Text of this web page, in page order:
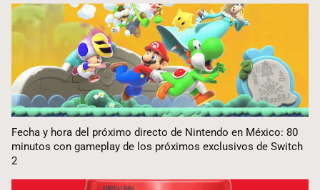
Fecha y hora del próximo directo de Nintendo en México: 80
minutos con gameplay de los próximos exclusivos de Switch
2